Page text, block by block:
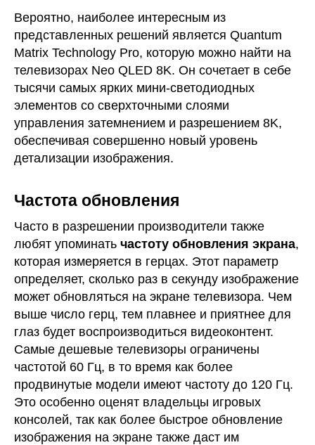
Вероятно, наиболее интересным из
представленных решений является Quantum
Matrix Technology Pro, которую можно найти на
телевизорах Neo QLED 8K. Он сочетает в себе
тысячи самых ярких мини-светодиодных
элементов со сверхточными слоями
управления затемнением и разрешением 8K,
обеспечивая совершенно новый уровень
детализации изображения.
Частота обновления
Часто в разрешении производители также
любят упоминать частоту обновления экрана,
которая измеряется в герцах. Этот параметр
определяет, сколько раз в секунду изображение
может обновляться на экране телевизора. Чем
выше число герц, тем плавнее и приятнее для
глаз будет воспроизводиться видеоконтент.
Самые дешевые телевизоры ограничены
частотой 60 Гц, в то время как более
продвинутые модели имеют частоту до 120 Гц.
Это особенно оценят владельцы игровых
консолей, так как более быстрое обновление
изображения на экране также даст им